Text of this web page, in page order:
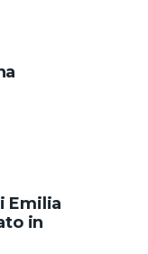
Emilia
in